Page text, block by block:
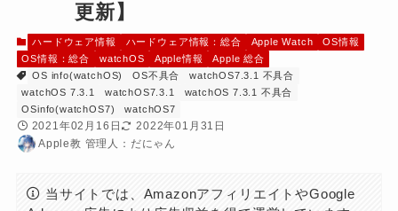
更新】
ハードウェア情報 ハードウェア情報：総合 Apple Watch
OS情報
OS情報：総合
watchOS Apple情報
Apple 総合
OS info(watchOS)
OS不具合
watchOS7.3.1 不具合
watchOS 7.3.1
watchOS7.3.1
watchOS 7.3.1 不具合
OSinfo(watchOS7)
watchOS7
2021年02月16日
2022年01月31日
Apple教 管理人：だにゃん
当サイトでは、AmazonアフィリエイトやGoogle